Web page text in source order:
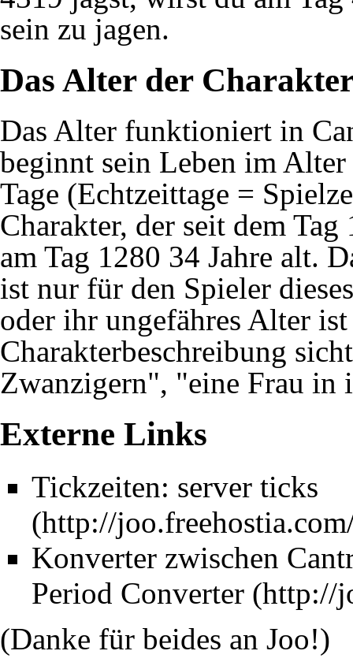
sein zu jagen.
Das Alter der
Das Alter funktioniert in
beginnt sein Leben im
Tage (Echtzeittage =
Charakter, der seit dem
am Tag 1280 34 Jahre alt.
ist nur für den Spieler
oder ihr ungefähres Alter
Charakterbeschreibung
Zwanzigern", "eine Frau in
Externe Links
Tickzeiten: server ticks
Konverter zwischen
Period Converter
(Danke für beides an Joo!)